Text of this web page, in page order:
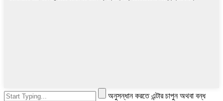
অনুসন্ধান করতে এন্টার চাপুন অথবা বন্ধ